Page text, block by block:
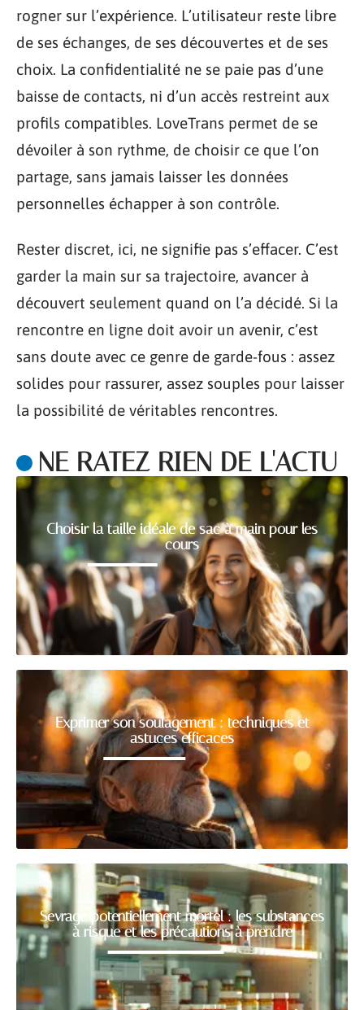
rogner sur l’expérience. L’utilisateur reste libre
de ses échanges, de ses découvertes et de ses
choix. La confidentialité ne se paie pas d’une
baisse de contacts, ni d’un accès restreint aux
profils compatibles. LoveTrans permet de se
dévoiler à son rythme, de choisir ce que l’on
partage, sans jamais laisser les données
personnelles échapper à son contrôle.
Rester discret, ici, ne signifie pas s’effacer. C’est
garder la main sur sa trajectoire, avancer à
découvert seulement quand on l’a décidé. Si la
rencontre en ligne doit avoir un avenir, c’est
sans doute avec ce genre de garde-fous : assez
solides pour rassurer, assez souples pour laisser
la possibilité de véritables rencontres.
NE RATEZ RIEN DE L'ACTU
Choisir la taille idéale de sac à main pour les
cours
Exprimer son soulagement : techniques et
astuces efficaces
Sevrage potentiellement mortel : les substances
à risque et les précautions à prendre